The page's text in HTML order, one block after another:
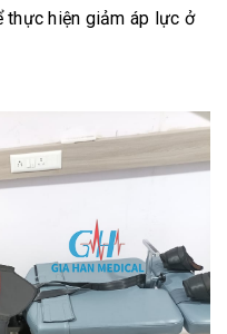
thực hiện giảm áp lực ở